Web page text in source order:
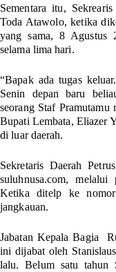
Sementara itu,
Toda Atawolo, ketika
yang sama, 8 Agustus
selama lima hari.
“Bapak ada tugas
Senin depan baru
seorang Staf Pramutamu
Bupati Lembata, Eliazer
di luar daerah.
Sekretaris Daerah
suluhnusa.com,
Ketika ditelp ke
jangkauan.
Jabatan Kepala Bagia
ini dijabat oleh
lalu. Belum satu tahun